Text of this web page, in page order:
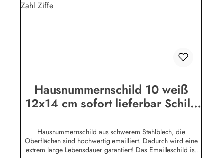
Hausnummernschild 10 weiß
12x14 cm sofort lieferbar Schild
Nummer Zahl Ziffe
Hausnummernschild aus schwerem Stahlblech, die
Oberflächen sind hochwertig emailliert. Dadurch wird eine
extrem lange Lebensdauer garantiert! Das Emailleschild ist